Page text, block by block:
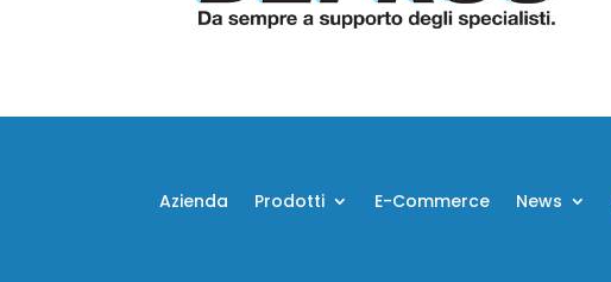
Azienda Prodotti E-Commerce News